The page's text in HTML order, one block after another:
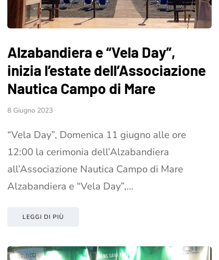
Alzabandiera e “Vela Day”,
inizia l’estate dell’Associazione
Nautica Campo di Mare
8 Giugno 2023
“Vela Day”, Domenica 11 giugno alle ore
12:00 la cerimonia dell’Alzabandiera
all’Associazione Nautica Campo di Mare
Alzabandiera e “Vela Day”,…
LEGGI DI PIÙ